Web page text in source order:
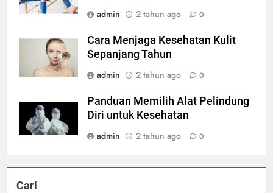
admin
2 tahun ago 0
Cara Menjaga Kesehatan Kulit
Sepanjang Tahun
admin
2 tahun ago 0
Panduan Memilih Alat Pelindung
Diri untuk Kesehatan
admin
2 tahun ago 0
Cari